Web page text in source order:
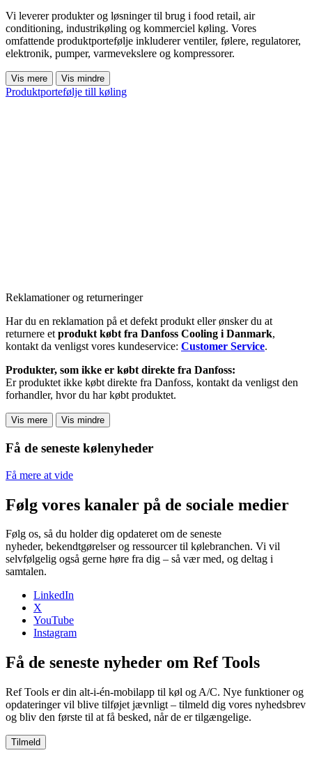
Vi leverer produkter og løsninger til brug i food retail, air
conditioning, industrikøling og kommerciel køling. Vores
omfattende produktportefølje inkluderer ventiler, følere, regulatorer,
elektronik, pumper, varmevekslere og kompressorer.
Vis mere Vis mindre
Produktportefølje till køling
Reklamationer og returneringer
Har du en reklamation på et defekt produkt eller ønsker du at
returnere et produkt købt fra Danfoss Cooling i Danmark,
kontakt da venligst vores kundeservice: Customer Service.
Produkter, som ikke er købt direkte fra Danfoss:
Er produktet ikke købt direkte fra Danfoss, kontakt da venligst den
forhandler, hvor du har købt produktet.
Vis mere Vis mindre
Få de seneste kølenyheder
Få mere at vide
Følg vores kanaler på de sociale medier
Følg os, så du holder dig opdateret om de seneste
nyheder, bekendtgørelser og ressourcer til kølebranchen. Vi vil
selvfølgelig også gerne høre fra dig – så vær med, og deltag i
samtalen.
LinkedIn
X
YouTube
Instagram
Få de seneste nyheder om Ref Tools
Ref Tools er din alt-i-én-mobilapp til køl og A/C. Nye funktioner og
opdateringer vil blive tilføjet jævnligt – tilmeld dig vores nyhedsbrev
og bliv den første til at få besked, når de er tilgængelige.
Tilmeld